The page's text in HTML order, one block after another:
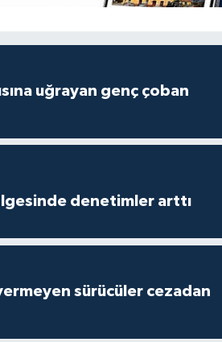
uğrayan genç çoban
denetimler arttı
sürücüler cezadan